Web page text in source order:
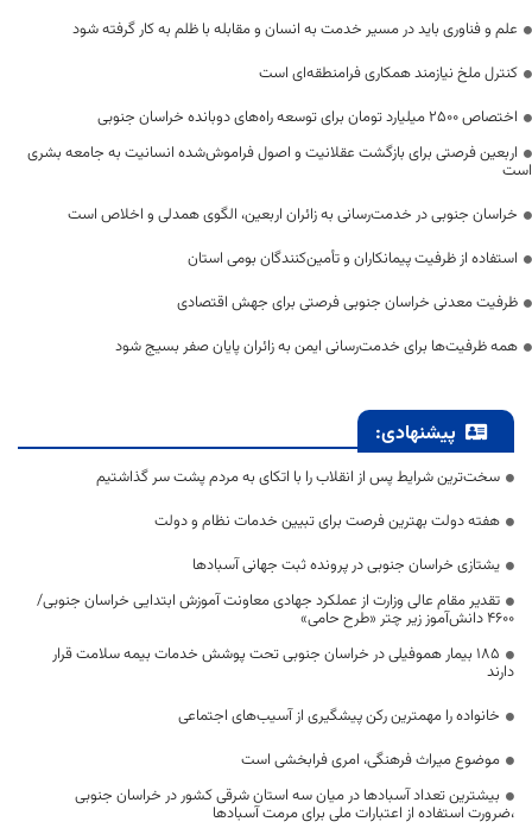
علم و فناوری باید در مسیر خدمت به انسان و مقابله با ظلم به کار گرفته شود
کنترل ملخ نیازمند همکاری فرامنطقه‌ای است
اختصاص 2500 میلیارد تومان برای توسعه راه‌های دوبانده خراسان جنوبی
اربعین فرصتی برای بازگشت عقلانیت و اصول فراموش‌شده انسانیت به جامعه بشری
است
خراسان جنوبی در خدمت‌رسانی به زائران اربعین، الگوی همدلی و اخلاص است
استفاده از ظرفیت پیمانکاران و تأمین‌کنندگان بومی استان
ظرفیت معدنی خراسان جنوبی فرصتی برای جهش اقتصادی
همه ظرفیت‌ها برای خدمت‌رسانی ایمن به زائران پایان صفر بسیج شود
پیشنهادی:
سخت‌ترین شرایط پس از انقلاب را با اتکای به مردم پشت سر گذاشتیم
هفته دولت بهترین فرصت برای تبیین خدمات نظام و دولت
یشتازی خراسان جنوبی در پرونده ثبت جهانی آسبادها
تقدیر مقام عالی وزارت از عملکرد جهادی معاونت آموزش ابتدایی خراسان جنوبی/
۴۶۰۰ دانش‌آموز زیر چتر «طرح حامی»
۱۸۵ بیمار هموفیلی در خراسان جنوبی تحت پوشش خدمات بیمه سلامت قرار
دارند
خانواده را مهمترین رکن پیشگیری از آسیب‌های اجتماعی
موضوع میراث فرهنگی، امری فرابخشی است
بیشترین تعداد آسبادها در میان سه استان شرقی کشور در خراسان جنوبی
،ضرورت استفاده از اعتبارات ملی برای مرمت آسبادها